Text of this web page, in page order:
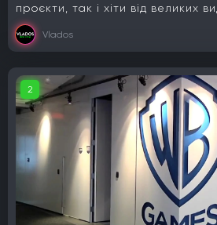
проєкти, так і хіти від великих
Vlados
2